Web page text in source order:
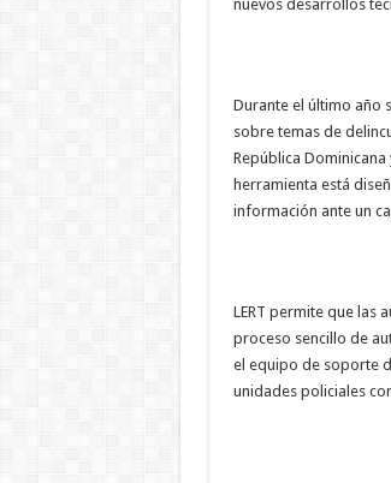
nuevos desarrollos
Durante el último año
sobre temas de
República
herramienta está
información ante un
LERT permite que las
proceso sencillo de
el equipo de soporte
unidades policiales